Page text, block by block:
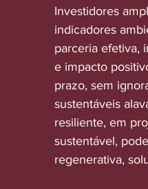
Investidores
indicadores
parceria efetiva,
e impacto
prazo, sem
sustentáveis
resiliente, em
sustentável,
regenerativa,